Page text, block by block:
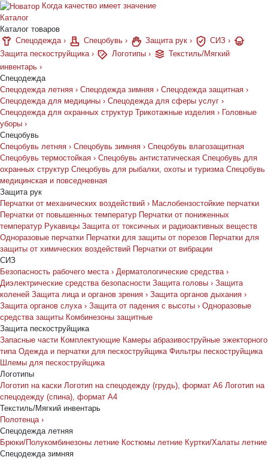
Когда качество имеет значение
Каталог
Каталог товаров
Спецодежда › Спецобувь › Защита рук › СИЗ ›
Защита пескоструйщика › Логотипы ›
Текстиль/Мягкий
инвентарь ›
Спецодежда
Спецодежда летняя › Спецодежда зимняя › Спецодежда защитная ›
Спецодежда для медицины › Спецодежда для сферы услуг ›
Спецодежда для охранных структур Трикотажные изделия › Головные
уборы ›
Спецобувь
Спецобувь летняя › Спецобувь зимняя › Спецобувь влагозащитная
Спецобувь термостойкая › Спецобувь антистатическая Спецобувь для
охранных структур Спецобувь для рыбалки, охоты и туризма Спецобувь
медицинская и повседневная
Защита рук
Перчатки от механических воздействий › Маслобензостойкие перчатки
Перчатки от повышенных температур Перчатки от пониженных
температур Рукавицы Защита от токсичных и радиоактивных веществ
Одноразовые перчатки Перчатки для защиты от порезов Перчатки для
защиты от химических воздействий Перчатки от вибрации
СИЗ
Безопасность рабочего места › Дерматологические средства ›
Диэлектрические средства безопасности Защита головы › Защита
коленей Защита лица и органов зрения › Защита органов дыхания ›
Защита органов слуха › Защита от падения с высоты › Одноразовые
средства защиты Комбинезоны защитные
Защита пескоструйщика
Запасные части Комплектующие Камеры абразивоструйные эжекторного
типа Одежда и перчатки для пескоструйщика Фильтры пескоструйщика
Шлемы для пескоструйщика
Логотипы
Логотип на каски Логотип на спецодежду (грудь), формат А6 Логотип на
спецодежду (спина), формат А4
Текстиль/Мягкий инвентарь
Полотенца ›
Спецодежда летняя
Брюки/Полукомбинезоны летние Костюмы летние Куртки/Халаты летние
Спецодежда зимняя